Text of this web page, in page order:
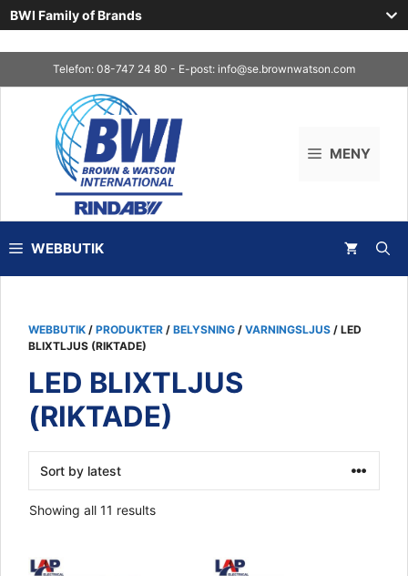
BWI Family of Brands
to
Telefon: 08-747 24 80 - E-post: info@se.brownwatson.com
MENY
WEBBUTIK
WEBBUTIK / PRODUKTER / BELYSNING / VARNINGSLJUS / LED
BLIXTLJUS (RIKTADE)
LED BLIXTLJUS
(RIKTADE)
Showing all 11 resultsSorted